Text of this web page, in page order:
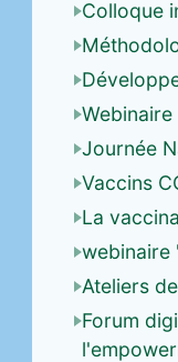
Colloque
Journée
Vaccins
La
webinaire
Ateliers
Forum